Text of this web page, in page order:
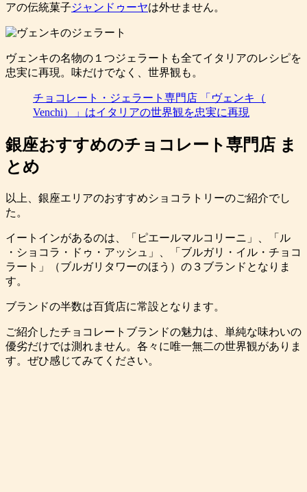
アの伝統菓子ジャンドゥーヤは外せません。
ヴェンキの名物の１つジェラートも全てイタリアのレシピを
忠実に再現。味だけでなく、世界観も。
チョコレート・ジェラート専門店 「ヴェンキ（
Venchi）」はイタリアの世界観を忠実に再現
銀座おすすめのチョコレート専門店 ま
とめ
以上、銀座エリアのおすすめショコラトリーのご紹介でし
た。
イートインがあるのは、「ピエールマルコリーニ」、「ル
・ショコラ・ドゥ・アッシュ」、「ブルガリ・イル・チョコ
ラート」（ブルガリタワーのほう）の３ブランドとなりま
す。
ブランドの半数は百貨店に常設となります。
ご紹介したチョコレートブランドの魅力は、単純な味わいの
優劣だけでは測れません。各々に唯一無二の世界観がありま
す。ぜひ感じてみてください。